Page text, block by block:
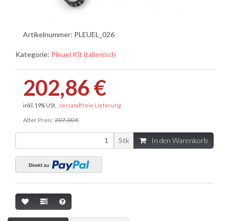
Artikelnummer: PLEUEL_026
Kategorie: Pleuel Kit italienisch
202,86 €
inkl. 19% USt. , versandfreie Lieferung
Alter Preis: 207,00 €
Stk In den Warenkorb